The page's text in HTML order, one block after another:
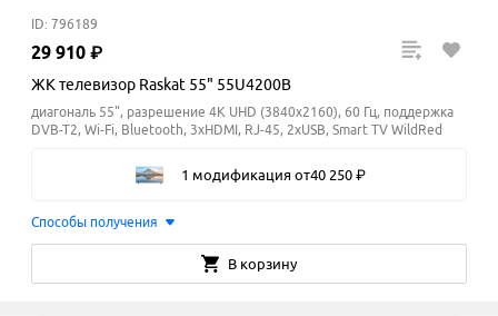
ID: 796189
29 910 ₽
ЖК телевизор Raskat 55" 55U4200B
диагональ 55", разрешение 4K UHD (3840x2160), 60 Гц, поддержка
DVB-T2, Wi-Fi, Bluetooth, 3xHDMI, RJ-45, 2xUSB, Smart TV WildRed
1 модификация от40 250 ₽
Способы получения
В корзину